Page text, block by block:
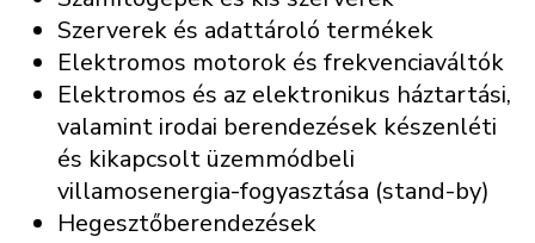
Szerverek és adattároló termékek
Elektromos motorok és frekvenciaváltók
Elektromos és az elektronikus háztartási,
valamint irodai berendezések készenléti
és kikapcsolt üzemmódbeli
villamosenergia-fogyasztása (stand-by)
Hegesztőberendezések